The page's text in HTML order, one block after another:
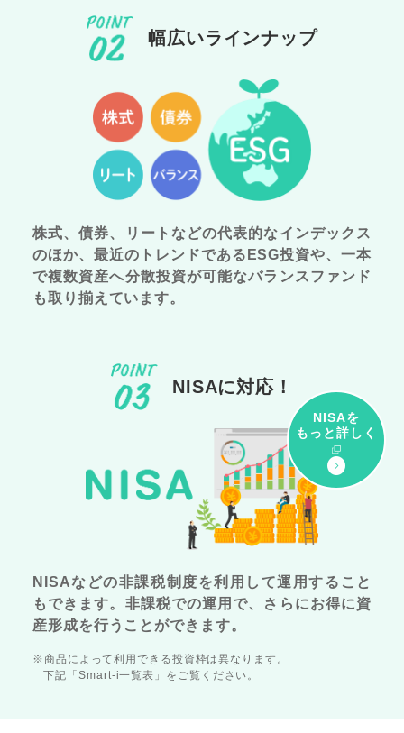
幅広いラインナップ
株式、債券、リートなどの代表的なインデックス
のほか、最近のトレンドであるESG投資や、一本
で複数資産へ分散投資が可能なバランスファンド
も取り揃えています。
NISAに対応！
NISAを
もっと詳しく
NISAなどの非課税制度を利用して運用すること
もできます。非課税での運用で、さらにお得に資
産形成を行うことができます。
※商品によって利用できる投資枠は異なります。
下記「Smart-i一覧表」をご覧ください。